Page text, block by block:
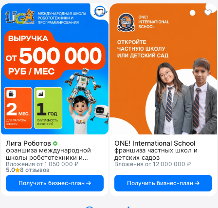
программам, современным образовательным методикам,
финансовый план и маркетинговые материалы, дизайн-
проекту помещения, CRM-системе управления бизнеса,
списку поставщиков мебели и специального оборудования.
В подборку лучших попадают франшизы с высоким
рейтингом, хорошими отзывами, а также куда посетители
часто заходят.
Лига Роботов
франшиза международной
школы робототехники и
программирования
Вложения от 1 050 000 ₽
5.0
8 отзывов
Получить бизнес-план
ONE! International School
франшиза частных школ и
детских садов
Вложения от 12 000 000 ₽
Получить бизнес-план